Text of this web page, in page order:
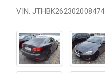
VIN: JTHBK262302008474